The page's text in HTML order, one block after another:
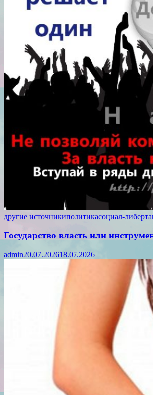
другие источникиполитикасоциал-
Государство власть или
admin20.07.202618.07.2026